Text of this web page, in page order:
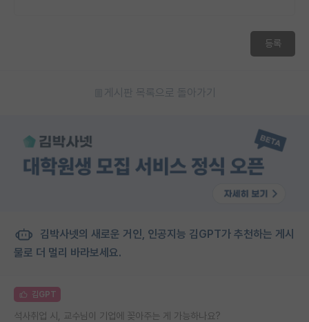
등록
게시판 목록으로 돌아가기
김박사넷의 새로운 거인, 인공지능 김GPT가 추천하는 게시
물로 더 멀리 바라보세요.
김GPT
석사취업 시, 교수님이 기업에 꽂아주는 게 가능하나요?